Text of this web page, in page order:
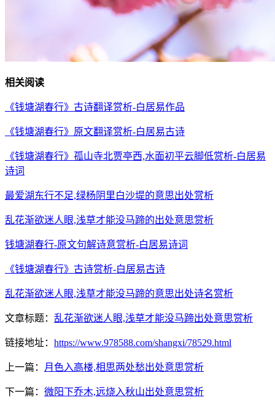
相关阅读
《钱塘湖春行》古诗翻译赏析-白居易作品
《钱塘湖春行》原文翻译赏析-白居易古诗
《钱塘湖春行》孤山寺北贾亭西,水面初平云脚低赏析-白居易
诗词
最爱湖东行不足,绿杨阴里白沙堤的意思出处赏析
乱花渐欲迷人眼,浅草才能没马蹄的出处意思赏析
钱塘湖春行-原文句解诗意赏析-白居易诗词
《钱塘湖春行》古诗赏析-白居易古诗
乱花渐欲迷人眼,浅草才能没马蹄的意思出处诗名赏析
文章标题： 乱花渐欲迷人眼,浅草才能没马蹄出处意思赏析
链接地址： https://www.978588.com/shangxi/78529.html
上一篇： 月色入高楼,相思两处愁出处意思赏析
下一篇： 微阳下乔木,远烧入秋山出处意思赏析